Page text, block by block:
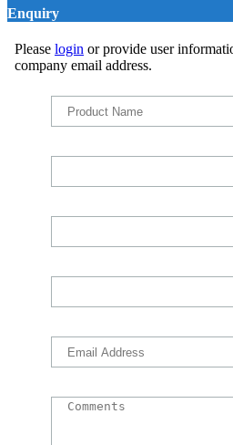
Enquiry
Please login or provide user
company email address.